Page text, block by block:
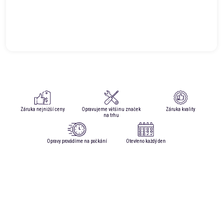
Záruka nejnižší ceny
Opravujeme většinu značek
na trhu
Záruka kvality
Opravy provádíme na počkání Otevřeno každý den